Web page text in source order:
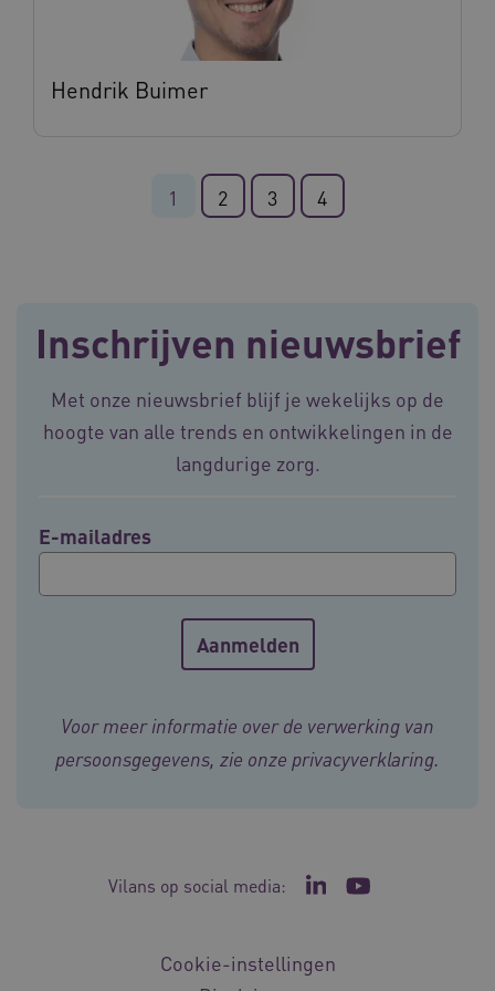
Hendrik Buimer
1 2 3 4
Inschrijven nieuwsbrief
Met onze nieuwsbrief blijf je wekelijks op de
hoogte van alle trends en ontwikkelingen in de
langdurige zorg.
E-mailadres
Voor meer informatie over de verwerking van
persoonsgegevens, zie onze privacyverklaring.
Vilans op social media: Ga naar de LinkedIn
Ga naar het
Cookie-instellingen
Corporation
.vilans.nl
ARRAffinitySameSite
Microsoft
Corporation
.vilans.nl
www.vilans.nl
4 weken
FPLC .vilans.nl